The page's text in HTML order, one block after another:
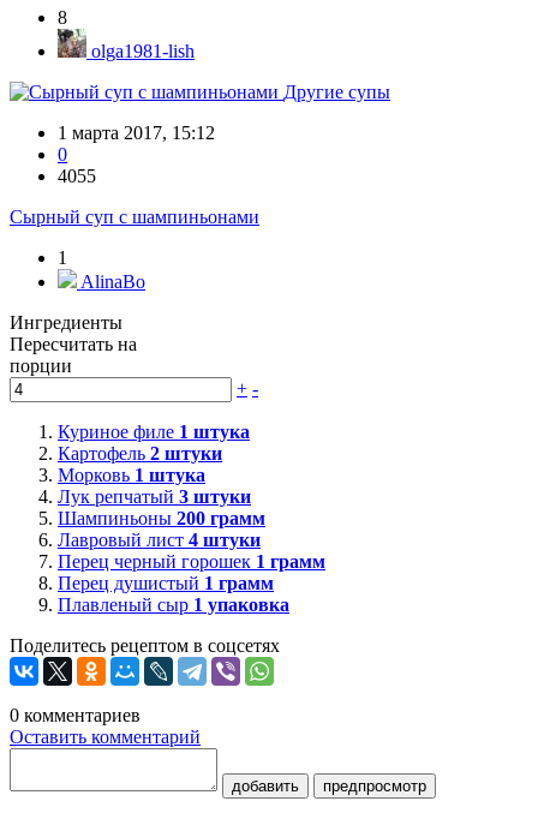
8
olga1981-lish
Другие супы
1 марта 2017, 15:12
0
4055
Сырный суп с шампиньонами
1
AlinaBo
Ингредиенты
Пересчитать на
порции
+ -
Куриное филе 1 штука
Картофель 2 штуки
Морковь 1 штука
Лук репчатый 3 штуки
Шампиньоны 200 грамм
Лавровый лист 4 штуки
Перец черный горошек 1 грамм
Перец душистый 1 грамм
Плавленый сыр 1 упаковка
Поделитесь рецептом в соцсетях
0 комментариев
Оставить комментарий
добавить предпросмотр